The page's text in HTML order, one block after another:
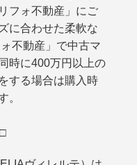
フォ不動産」にご
に合わせた柔軟な
不動産」で中古マ
時に400万円以上の
する場合は購入時
。